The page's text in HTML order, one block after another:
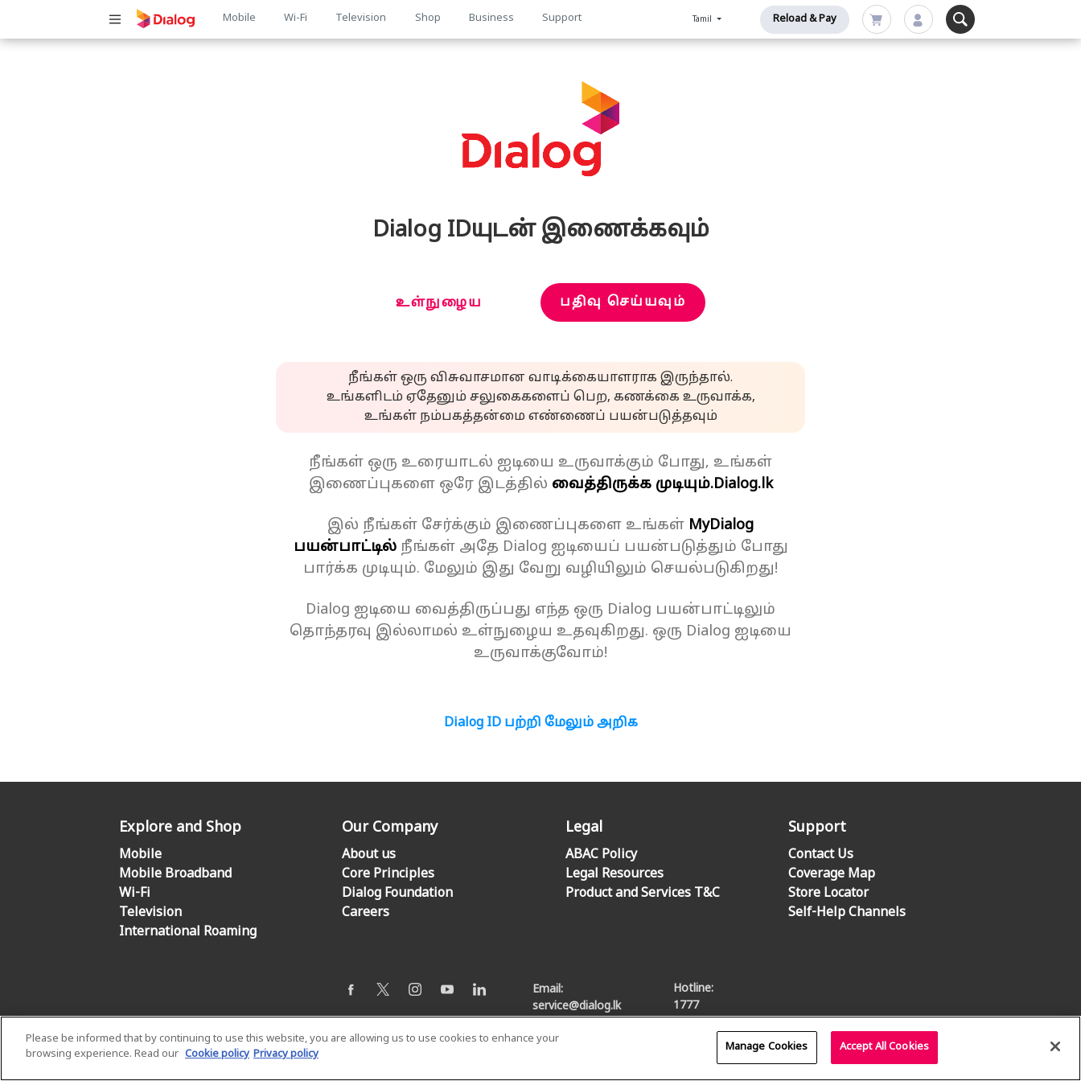
Main
Mobile Wi-Fi Television Shop Business Support Tamil Reload & Pay
Dialog IDயுடன் இணைக்கவும்
உள்நுழைய பதிவு செய்யவும்
நீங்கள் ஒரு விசுவாசமான வாடிக்கையாளராக இருந்தால்.
உங்களிடம் ஏதேனும் சலுகைகளைப் பெற, கணக்கை உருவாக்க,
உங்கள் நம்பகத்தன்மை எண்ணைப் பயன்படுத்தவும்
நீங்கள் ஒரு உரையாடல் ஐடியை உருவாக்கும் போது, உங்கள்
இணைப்புகளை ஒரே இடத்தில் வைத்திருக்க முடியும்.Dialog.lk
இல் நீங்கள் சேர்க்கும் இணைப்புகளை உங்கள் MyDialog
பயன்பாட்டில்நீங்கள் அதே Dialog ஐடியைப் பயன்படுத்தும் போது
பார்க்க முடியும். மேலும் இது வேறு வழியிலும் செயல்படுகிறது!
Dialog ஐடியை வைத்திருப்பது எந்த ஒரு Dialog பயன்பாட்டிலும்
தொந்தரவு இல்லாமல் உள்நுழைய உதவுகிறது. ஒரு Dialog ஐடியை
உருவாக்குவோம்!
Dialog ID பற்றி மேலும் அறிக
Explore and Shop
Mobile
Mobile Broadband
Wi-Fi
Television
International Roaming
Our Company
About us
Core Principles
Dialog Foundation
Careers
Legal
ABAC Policy
Legal Resources
Product and Services T&C
Support
Contact Us
Coverage Map
Store Locator
Self-Help Channels
Email:
service@dialog.lk
Hotline:
1777
© Dialog Axiata PLC. All Rights Reserved
Please be informed that by continuing to use this website, you are allowing us to use cookies to enhance your
browsing experience. Read our Cookie policy Privacy policy
Manage Cookies Accept All Cookies